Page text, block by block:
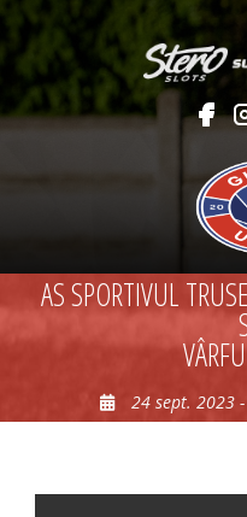
AS SPORTIVUL
24 sept. 2023